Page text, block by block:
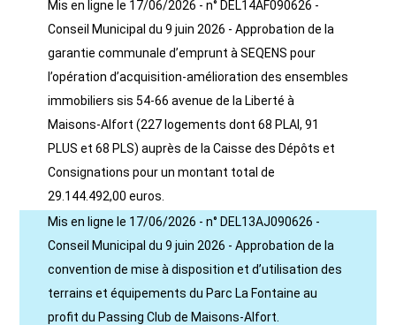
Mis en ligne le 17/06/2026 - n° DEL14AF090626 -
Conseil Municipal du 9 juin 2026 - Approbation de la
garantie communale d’emprunt à SEQENS pour
l’opération d’acquisition-amélioration des ensembles
immobiliers sis 54-66 avenue de la Liberté à
Maisons-Alfort (227 logements dont 68 PLAI, 91
PLUS et 68 PLS) auprès de la Caisse des Dépôts et
Consignations pour un montant total de
29.144.492,00 euros.
Mis en ligne le 17/06/2026 - n° DEL13AJ090626 -
Conseil Municipal du 9 juin 2026 - Approbation de la
convention de mise à disposition et d’utilisation des
terrains et équipements du Parc La Fontaine au
profit du Passing Club de Maisons-Alfort.